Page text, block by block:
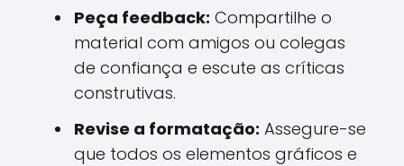
Peça feedback: Compartilhe o
material com amigos ou colegas
de confiança e escute as críticas
construtivas.
Revise a formatação: Assegure-se
que todos os elementos gráficos e